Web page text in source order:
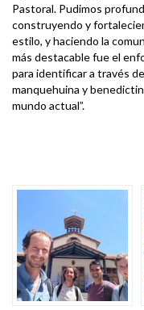
Pastoral. Pudimos
construyendo y
estilo, y haciendo la
más destacable fue el
para identificar a través
manquehuina y
mundo actual”.